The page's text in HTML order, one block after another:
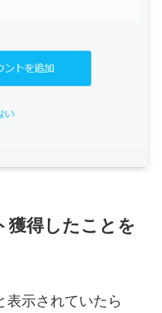
獲得したことを
表示されていたら